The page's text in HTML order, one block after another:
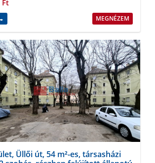
Ft
MEGNÉZEM
Üllői út, 54 m²-es, társasházi